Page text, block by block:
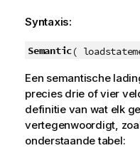
Syntaxis:
Semantic(
Een semantische
precies drie of vier
definitie van wat elk
vertegenwoordigt,
onderstaande tabel: